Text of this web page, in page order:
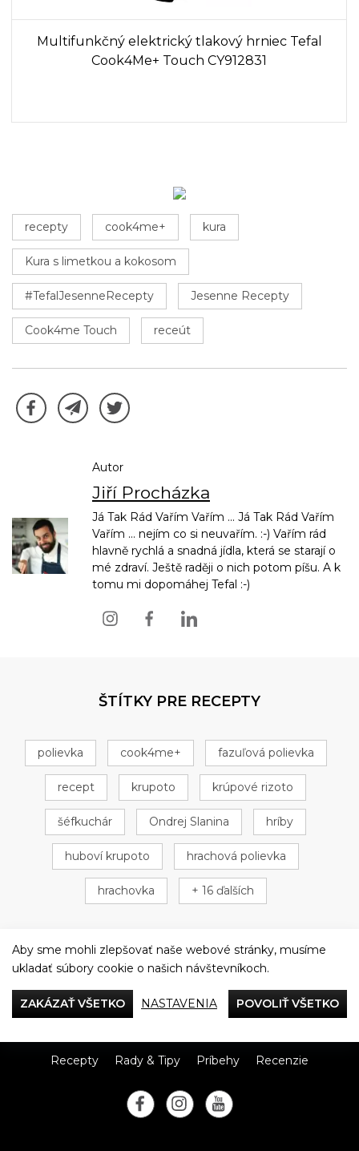
Multifunkčný elektrický tlakový hrniec Tefal
Cook4Me+ Touch CY912831
recepty cook4me+ kura
Kura s limetkou a kokosom
#TefalJesenneRecepty Jesenne Recepty
Cook4me Touch receút
Autor
Jiří Procházka
Já Tak Rád Vařím Vařím ... Já Tak Rád Vařím
Vařím ... nejím co si neuvařím. :-) Vařím rád
hlavně rychlá a snadná jídla, která se starají o
mé zdraví. Ještě raději o nich potom píšu. A k
tomu mi dopomáhej Tefal :-)
ŠTÍTKY PRE RECEPTY
polievka cook4me+ fazuľová polievka
recept krupoto krúpové rizoto
šéfkuchár Ondrej Slanina hríby
huboví krupoto hrachová polievka
hrachovka + 16 ďalších
Večeriame společne
Recepty Rady & Tipy Príbehy Recenzie
Aby sme mohli zlepšovať naše webové stránky, musíme
ukladať súbory cookie o našich návštevníkoch.
ZAKÁZAŤ VŠETKO NASTAVENIA POVOLIŤ VŠETKO